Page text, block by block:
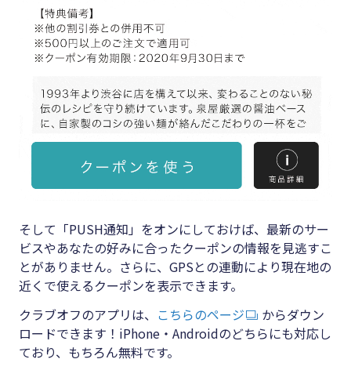
そして「PUSH通知」をオンにしておけば、最新のサー
ビスやあなたの好みに合ったクーポンの情報を見逃すこ
とがありません。さらに、GPSとの連動により現在地の
近くで使えるクーポンを表示できます。
クラブオフのアプリは、 こちらのページ
からダウン
ロードできます！iPhone・Androidのどちらにも対応し
ており、もちろん無料です。